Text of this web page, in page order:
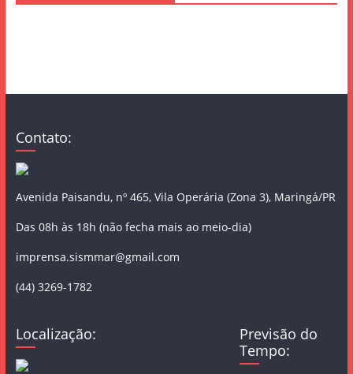
Contato:
Avenida Paisandu, nº 465, Vila Operária (Zona 3), Maringá/PR
Das 08h às 18h (não fecha mais ao meio-dia)
imprensa.sismmar@gmail.com
(44) 3269-1782
Localização:
Previsão do
Tempo: